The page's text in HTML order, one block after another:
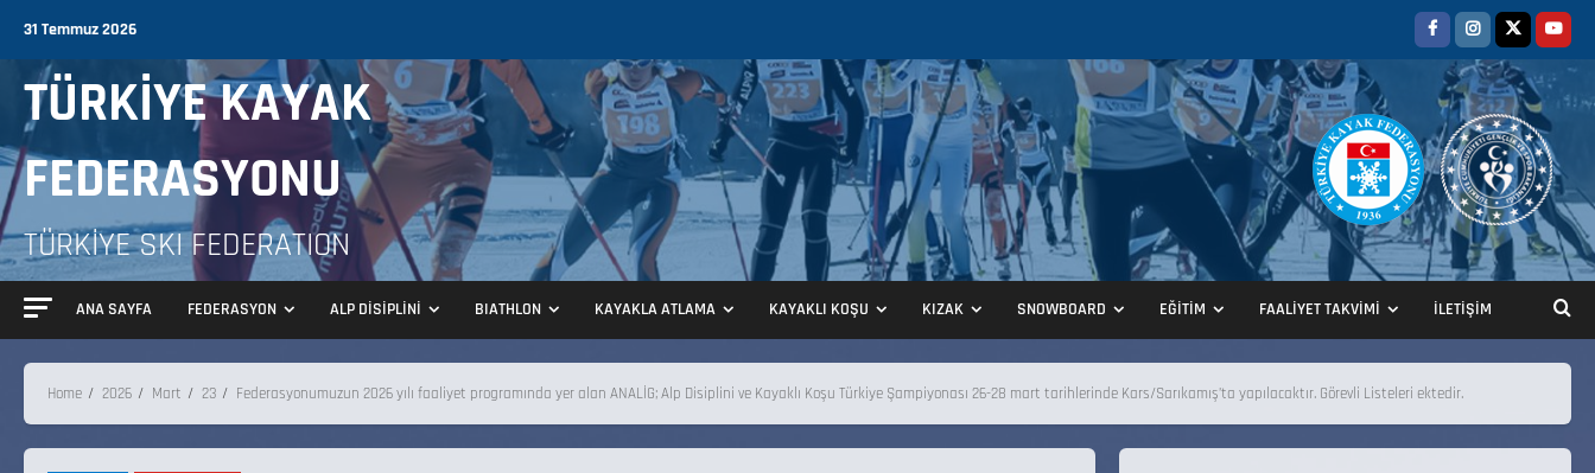
31 Temmuz 2026
TÜRKİYE KAYAK
FEDERASYONU
TÜRKİYE SKI FEDERATION
ANA SAYFA FEDERASYON ALP DİSİPLİNİ BIATHLON KAYAKLA ATLAMA KAYAKLI KOŞU KIZAK SNOWBOARD EĞİTİM FAALİYET TAKVİMİ İLETİŞİM
Home 2026 Mart 23 Federasyonumuzun 2026 yılı faaliyet programında yer alan ANALİG; Alp Disiplini ve Kayaklı Koşu Türkiye Şampiyonası 26-28 mart tarihlerinde Kars/Sarıkamış’ta yapılacaktır. Görevli Listeleri ektedir.
2
ANALİG TEKERLEKLİ KAYAK